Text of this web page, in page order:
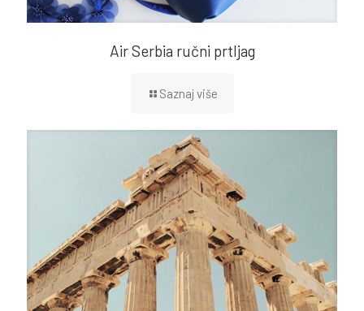
Air Serbia ručni prtljag
Saznaj više